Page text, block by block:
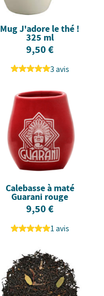
Mug J'adore le thé !
325 ml
9,50 €
3 avis
Calebasse à maté
Guarani rouge
9,50 €
1 avis